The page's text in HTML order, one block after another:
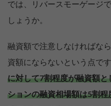
では、リバースモーゲージ
しょうか。
融資額で注意しなければな
資額にならないという点です
に対して7割程度が融資額
ションの融資相場額は5割程